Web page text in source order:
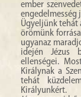
ember
engedelmesség
Ügyeljünk tehát
örömünk
ugyanaz
idején Jézus
ellenségei.
Királynak a
tehát
Királyunkért.